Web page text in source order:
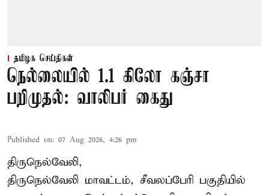
தமிழக செய்திகள்
நெல்லையில் 1.1 கிலோ கஞ்சா
பறிமுதல்: வாலிபர் கைது
Published on: 07 Aug 2026, 4:26 pm
திருநெல்வேலி,
திருநெல்வேலி மாவட்டம், சீவலப்பேரி பகுதியில்